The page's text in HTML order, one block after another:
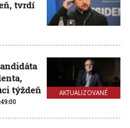
tvrdí
AKTUALIZOVANÉ
týždeň